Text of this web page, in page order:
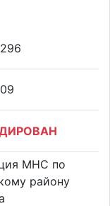
МНС по
району